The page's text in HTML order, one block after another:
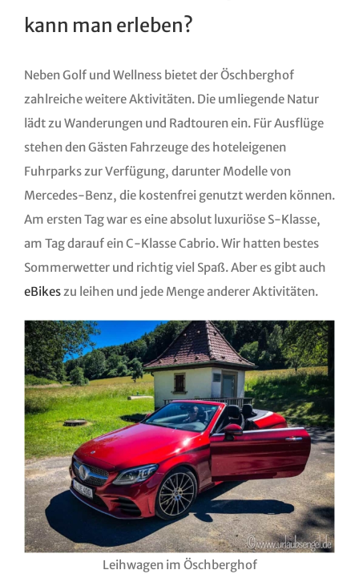
kann man erleben?
Neben Golf und Wellness bietet der Öschberghof
zahlreiche weitere Aktivitäten. Die umliegende Natur
lädt zu Wanderungen und Radtouren ein. Für Ausflüge
stehen den Gästen Fahrzeuge des hoteleigenen
Fuhrparks zur Verfügung, darunter Modelle von
Mercedes-Benz, die kostenfrei genutzt werden können.
Am ersten Tag war es eine absolut luxuriöse S-Klasse,
am Tag darauf ein C-Klasse Cabrio. Wir hatten bestes
Sommerwetter und richtig viel Spaß. Aber es gibt auch
eBikeszu leihen und jede Menge anderer Aktivitäten.
Leihwagen im Öschberghof